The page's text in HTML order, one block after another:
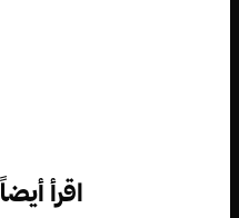
اقرأ أيضاً